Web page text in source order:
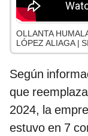
OLLANTA
LÓPEZ ALIAGA |
Según
que
2024, la
estuvo en 7